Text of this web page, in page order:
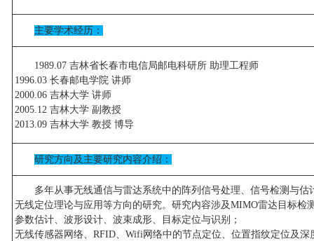
主要学术经历：
1989.07 吉林省长春市电信局邮电科研所 助理工程师
1996.03 长春邮电学院 讲师
2000.06 吉林大学 讲师
2005.12 吉林大学 副教授
2013.09 吉林大学 教授 博导
研究方向及主要研究内容介绍：
多年从事无线通信与雷达系统中的阵列信号处理、信号检测与估
无线定位理论与应用等方向的研究。研究内容涉及MIMO雷达目标检
参数估计、波形设计、波束成形、目标定位与识别；
无线传感器网络、RFID、Wifi网络中的节点定位、位置指纹定位及深